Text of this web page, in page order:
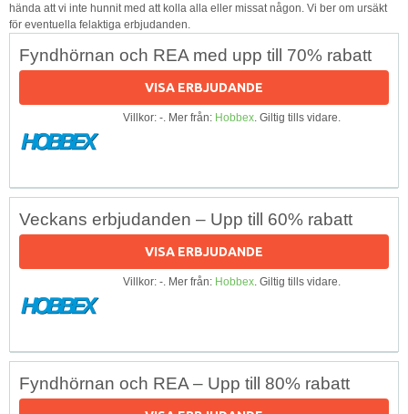
hända att vi inte hunnit med att kolla alla eller missat någon. Vi ber om ursäkt
för eventuella felaktiga erbjudanden.
Fyndhörnan och REA med upp till 70% rabatt
VISA ERBJUDANDE
Villkor: -. Mer från: Hobbex. Giltig tills vidare.
Veckans erbjudanden – Upp till 60% rabatt
VISA ERBJUDANDE
Villkor: -. Mer från: Hobbex. Giltig tills vidare.
Fyndhörnan och REA – Upp till 80% rabatt